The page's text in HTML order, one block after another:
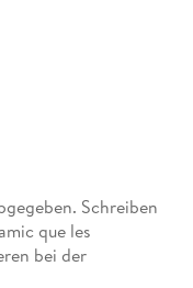
Schreiben
que les
bei der